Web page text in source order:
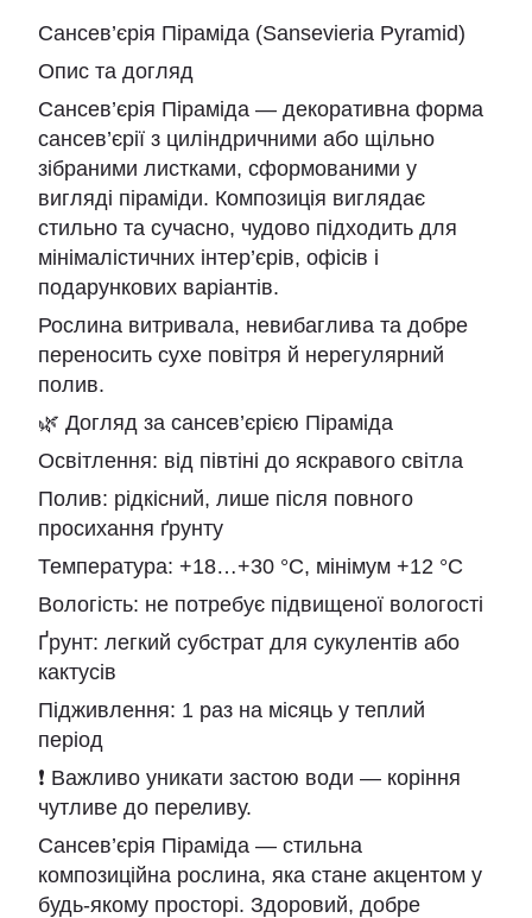
Сансев’єрія Піраміда (Sansevieria Pyramid)
Опис та догляд
Сансев’єрія Піраміда — декоративна форма
сансев’єрії з циліндричними або щільно
зібраними листками, сформованими у
вигляді піраміди. Композиція виглядає
стильно та сучасно, чудово підходить для
мінімалістичних інтер’єрів, офісів і
подарункових варіантів.
Рослина витривала, невибаглива та добре
переносить сухе повітря й нерегулярний
полив.
🌿 Догляд за сансев’єрією Піраміда
Освітлення: від півтіні до яскравого світла
Полив: рідкісний, лише після повного
просихання ґрунту
Температура: +18…+30 °C, мінімум +12 °C
Вологість: не потребує підвищеної вологості
Ґрунт: легкий субстрат для сукулентів або
кактусів
Підживлення: 1 раз на місяць у теплий
період
❗ Важливо уникати застою води — коріння
чутливе до переливу.
Сансев’єрія Піраміда — стильна
композиційна рослина, яка стане акцентом у
будь-якому просторі. Здоровий, добре